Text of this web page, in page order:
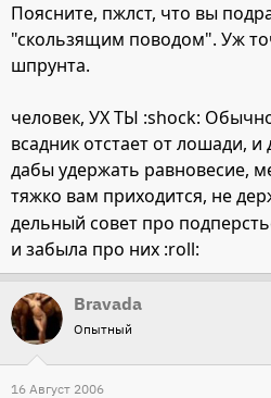
Поясните, пжлст, что вы
"скользящим поводом". Уж
шпрунта.
человек, УХ ТЫ :shock:
всадник отстает от лошади, и
дабы удержать равновесие,
тяжко вам приходится, не
дельный совет про
и забыла про них :roll:
Bravada
Опытный
16 Август 2006